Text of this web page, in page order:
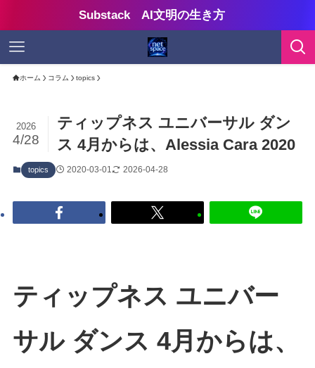
Substack AI文明の生き方
ホーム コラム topics
ティップネス ユニバーサル ダン
ス 4月からは、Alessia Cara 2020
2026
4/28
topics 2020-03-01 2026-04-28
ティップネス ユニバー
サル ダンス 4月からは、